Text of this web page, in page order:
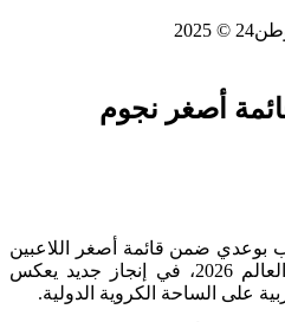
أصغر نجوم
بوعدي ضمن قائمة أصغر اللاعبين
المشاركين في نهائيات كأس العالم 2026، في إنجاز جديد يعكس
على الساحة الكروية الدولية.